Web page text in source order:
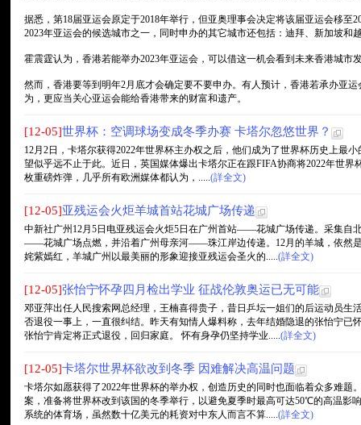
据悉，第18届亚运会原定于2018年举行，但亚奥理事会决定将该届亚运会移至
2023年亚运会的候选城市之一，同时申办的其它城市还包括：迪拜、新加坡和
霍震霆认为，香港若能举办2023年亚运会，可以借这一机会看到未来香港城市
然而，香港要等到明年2月底才会确定要不要申办。有人预计，香港若承办亚
为，更应当关心亚运会能给香港带来的财富和遗产。
[12-05]世界杯：空调球场变成冬季办赛 卡塔尔忽悠世界？
12月2日，卡塔尔获得2022年世界杯主办权之后，他们成为了世界杯历史上最
望似乎远不止于此。近日，英国媒体爆出卡塔尔正在跟FIFA协商将2022年世
枚重磅炸弹，几乎所有欧洲媒体都认为，.....(詳全文)
[12-05]亚残运会火炬羊城首站花城广场传递
中新社广州12月5日电亚残运会火炬5日在广州首站——花城广场传递。采集自
——花城广场点燃，并沿着广州母亲河——珠江岸边传递。12月的羊城，依然
姹紫嫣红，羊城广州以最美丽的形象迎接亚残运会圣火的.....(詳全文)
[12-05]张怡宁怀孕四月检出学业 征战伦敦奥运已无可能
邓亚萍出任人民搜索网总经理，王楠喜得贵子，昔日乒坛一姐们的后运动员生
否退役一事上，一直很纠结。昨天有知情人爆料称，去年结婚隐退的张怡宁已
张怡宁肯定将正式退役，回归家庭。 怀有身孕仍坚持学业.....(詳全文)
[12-05]卡塔尔世界杯欲改到冬季 因难解决高温问题
卡塔尔如愿获得了2022年世界杯的举办权，创造历史的同时也面临着众多难题
案，准备将世界杯改到该国的冬季举行，以避免夏季时最高可达50℃的高温影
系统的体育场，虽然数十亿美元的耗资对中东人而言不算.....(詳全文)